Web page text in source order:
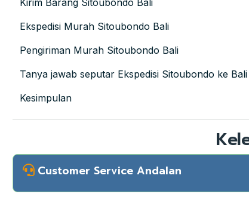
Kirim Barang Sitoubondo Bali
Ekspedisi Murah Sitoubondo Bali
Pengiriman Murah Sitoubondo Bali
Tanya jawab seputar Ekspedisi Sitoubondo ke Bali
Kesimpulan
Customer Service Andalan